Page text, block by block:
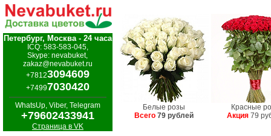
Петербург, Москва - 24 часа
ICQ: 583-583-045,
Skype: nevabuket,
zakaz@nevabuket.ru
+78123094609
+74997030420
WhatsUp, Viber, Telegram
+79602433941
Страница в VK
Белые розы
Всего 79 рублей
Красные
Акция 79